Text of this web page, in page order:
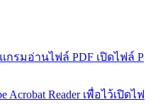
แกรมอ่านไฟล์ PDF เปิดไฟล์ P
Reader เพื่อไว้เปิดไฟ